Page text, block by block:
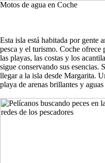
Motos de agua en Coche
Esta isla está habitada por gente
pesca y el turismo. Coche ofrece
las playas, las costas y los
sigue conservando sus esencias.
llegar a la isla desde Margarita.
playa de arenas brillantes y